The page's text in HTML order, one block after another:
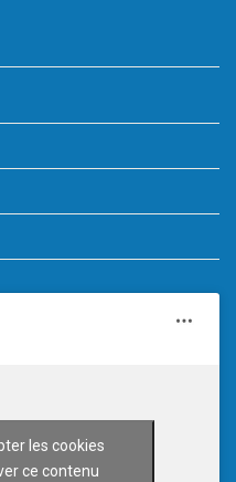
les cookies
ce contenu